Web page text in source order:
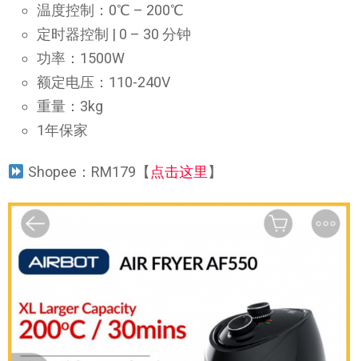
温度控制：0℃ – 200℃
定时器控制 | 0 – 30 分钟
功率：1500W
额定电压：110-240V
重量：3kg
1年保家
Shopee：RM179【 点击这里 】